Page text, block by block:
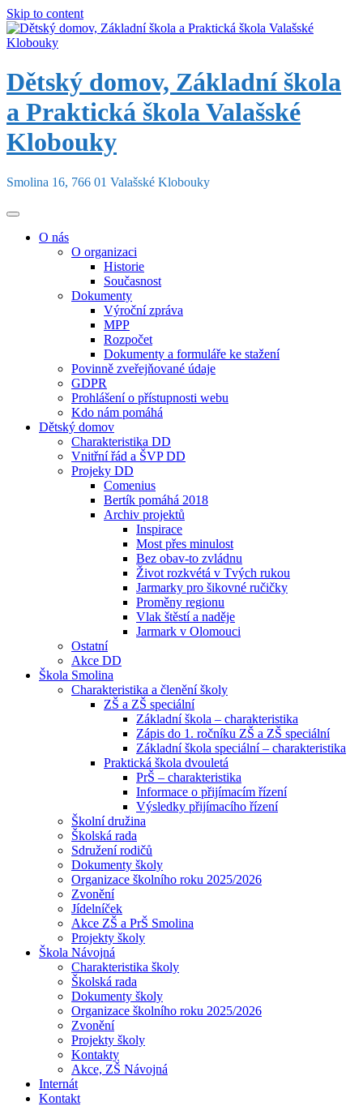
Skip to content
Dětský domov, Základní škola
a Praktická škola Valašské
Klobouky
Smolina 16, 766 01 Valašské Klobouky
O nás
O organizaci
Historie
Současnost
Dokumenty
Výroční zpráva
MPP
Rozpočet
Dokumenty a formuláře ke stažení
Povinně zveřejňované údaje
GDPR
Prohlášení o přístupnosti webu
Kdo nám pomáhá
Dětský domov
Charakteristika DD
Vnitřní řád a ŠVP DD
Projeky DD
Comenius
Bertík pomáhá 2018
Archiv projektů
Inspirace
Most přes minulost
Bez obav-to zvládnu
Život rozkvétá v Tvých rukou
Jarmarky pro šikovné ručičky
Proměny regionu
Vlak štěstí a naděje
Jarmark v Olomouci
Ostatní
Akce DD
Škola Smolina
Charakteristika a členění školy
ZŠ a ZŠ speciální
Základní škola – charakteristika
Zápis do 1. ročníku ZŠ a ZŠ speciální
Základní škola speciální – charakteristika
Praktická škola dvouletá
PrŠ – charakteristika
Informace o přijímacím řízení
Výsledky přijímacího řízení
Školní družina
Školská rada
Sdružení rodičů
Dokumenty školy
Organizace školního roku 2025/2026
Zvonění
Jídelníček
Akce ZŠ a PrŠ Smolina
Projekty školy
Škola Návojná
Charakteristika školy
Školská rada
Dokumenty školy
Organizace školního roku 2025/2026
Zvonění
Projekty školy
Kontakty
Akce, ZŠ Návojná
Internát
Kontakt